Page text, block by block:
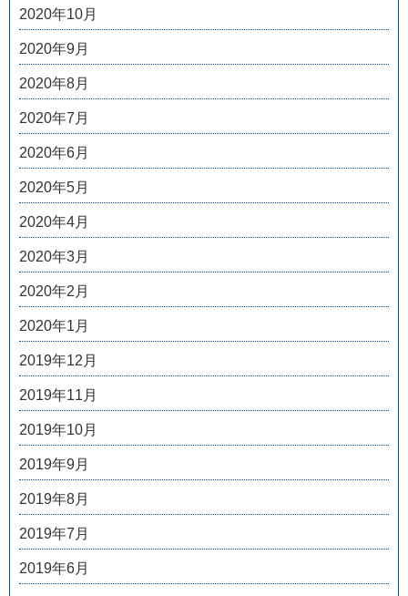
2020年10月
2020年9月
2020年8月
2020年7月
2020年6月
2020年5月
2020年4月
2020年3月
2020年2月
2020年1月
2019年12月
2019年11月
2019年10月
2019年9月
2019年8月
2019年7月
2019年6月